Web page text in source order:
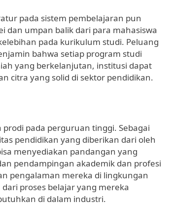
pada sistem pembelajaran pun
dan umpan balik dari para mahasiswa
pada kurikulum studi. Peluang
bahwa setiap program studi
yang berkelanjutan, institusi dapat
citra yang solid di sektor pendidikan.
pada perguruan tinggi. Sebagai
pendidikan yang diberikan dari oleh
menyediakan pandangan yang
pendampingan akademik dan profesi
pengalaman mereka di lingkungan
proses belajar yang mereka
di dalam industri.